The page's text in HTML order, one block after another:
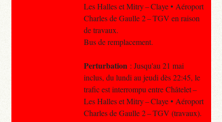
Les Halles et Mitry – Claye • Aéroport
Charles de Gaulle 2 – TGV en raison
de travaux.
Bus de remplacement.
Perturbation : Jusqu'au 21 mai
inclus, du lundi au jeudi dès 22:45, le
trafic est interrompu entre Châtelet –
Les Halles et Mitry – Claye • Aéroport
Charles de Gaulle 2 – TGV (travaux).